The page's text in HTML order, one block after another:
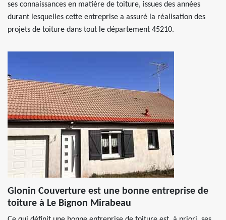
ses connaissances en matière de toiture, issues des années
durant lesquelles cette entreprise a assuré la réalisation des
projets de toiture dans tout le département 45210.
Glonin Couverture est une bonne entreprise de
toiture à Le Bignon Mirabeau